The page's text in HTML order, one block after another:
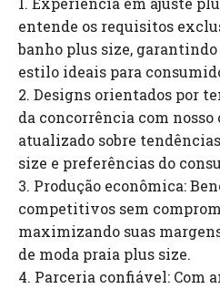
entende os requisitos
banho plus size,
estilo ideais para
2. Designs orientados por
da concorrência com
atualizado sobre
size e preferências do
3. Produção econômica:
competitivos sem
maximizando suas
de moda praia plus size.
4. Parceria confiável: Com